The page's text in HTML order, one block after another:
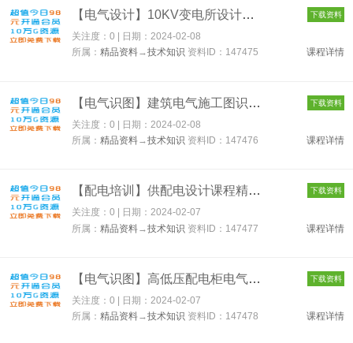
【电气设计】10KV变电所设计精讲 147475 下载资料
关注度：0 | 日期：2024-02-08
所属：精品资料→技术知识 资料ID：147475 课程详情
【电气识图】建筑电气施工图识读 147476 下载资料
关注度：0 | 日期： 2024-02-08
所属：精品资料→技术知识 资料ID：147476 课程详情
【配电培训】供配电设计课程精讲课 147477 下载资料
关注度：0 | 日期：2024-02-07
所属：精品资料→技术知识 资料ID：147477 课程详情
【电气识图】高低压配电柜电气图纸讲解 147478 下载资料
关注度：0 | 日期： 2024-02-07
所属：精品资料→技术知识 资料ID：147478 课程详情